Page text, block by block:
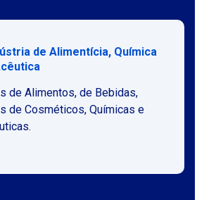
de Alimentícia, Química
de Alimentos, de Bebidas,
de Cosméticos, Químicas e